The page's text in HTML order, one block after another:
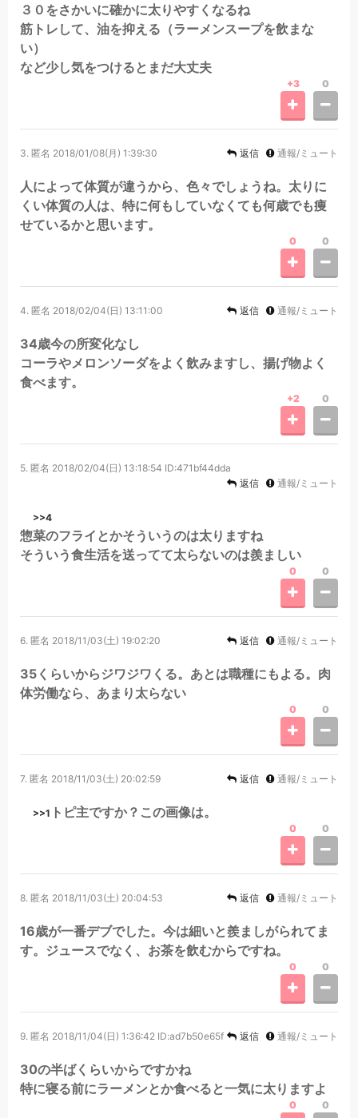
３０をさかいに確かに太りやすくなるね
筋トレして、油を抑える（ラーメンスープを飲まな
い）
など少し気をつけるとまだ大丈夫
+3 0
3. 匿名 2018/01/08(月) 1:39:30 返信 通報/ミュート
人によって体質が違うから、色々でしょうね。太りに
くい体質の人は、特に何もしていなくても何歳でも痩
せているかと思います。
0 0
4. 匿名 2018/02/04(日) 13:11:00 返信 通報/ミュート
34歳今の所変化なし
コーラやメロンソーダをよく飲みますし、揚げ物よく
食べます。
+2 0
5. 匿名 2018/02/04(日) 13:18:54 ID:471bf44dda
返信
通報/ミュート
>>4
惣菜のフライとかそういうのは太りますね
そういう食生活を送ってて太らないのは羨ましい
0 0
6. 匿名 2018/11/03(土) 19:02:20 返信 通報/ミュート
35くらいからジワジワくる。あとは職種にもよる。肉
体労働なら、あまり太らない
0 0
7. 匿名 2018/11/03(土) 20:02:59 返信 通報/ミュート
>>1 トピ主ですか？この画像は。
0 0
8. 匿名 2018/11/03(土) 20:04:53 返信 通報/ミュート
16歳が一番デブでした。今は細いと羨ましがられてま
す。ジュースでなく、お茶を飲むからですね。
0 0
9. 匿名 2018/11/04(日) 1:36:42 ID:ad7b50e65f 返信 通報/ミュート
30の半ばくらいからですかね
特に寝る前にラーメンとか食べると一気に太りますよ
0 0